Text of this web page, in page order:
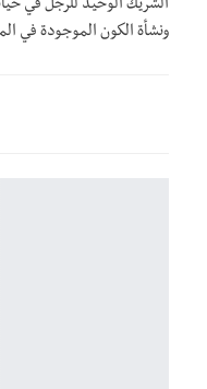
الشريك الوحيد للرجل في
ونشأة الكون الموجودة في